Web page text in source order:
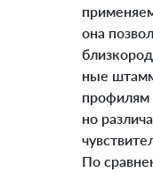
она
ные
но
По